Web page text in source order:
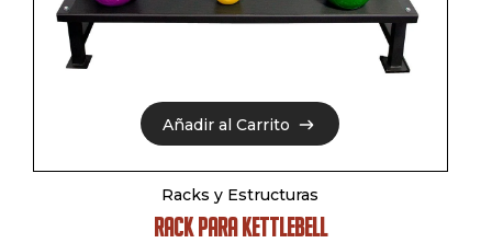
Añadir al Carrito
Añadir al Carrito
Racks y Estructuras
RACK PARA KETTLEBELL